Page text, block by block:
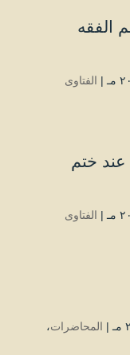
الفقه
الفتاوى
ختم
الفتاوى
المحاضرات،